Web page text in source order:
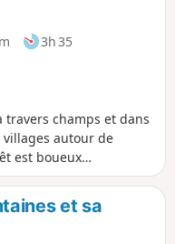
sur le
3h 35
travers champs et dans
villages autour de
est boueux
A TOUS LES
MES RANDONNEES
l'emplacement
et sa